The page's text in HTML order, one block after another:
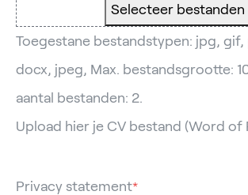
Selecteer bestanden
Toegestane bestandstypen: jpg,
docx, jpeg, Max. bestandsgrootte:
aantal bestanden: 2.
Upload hier je CV bestand (Word of
Privacy statement*